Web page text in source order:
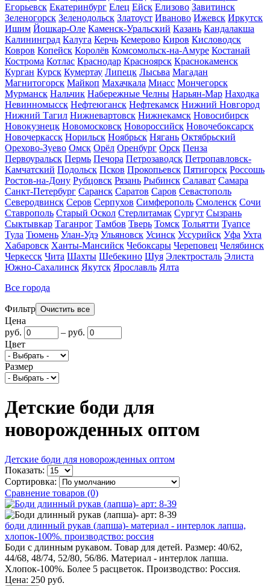
Егорьевск Екатеринбург Елец Ейск Елизово Завитинск
Зеленогорск Зеленодольск Златоуст Иваново Ижевск Иркутск
Ишим Йошкар-Оле Каменск-Уральский Казань Кандалакша
Калининград Калуга Керчь Кемерово Киров Кисловодск
Ковров Копейск Королёв Комсомольск-на-Амуре Костанай
Кострома Котлас Краснодар Красноярск Краснокаменск
Курган Курск Кумертау Липецк Лысьва Магадан
Магнитогорск Майкоп Махачкала Миасс Мончегорск
Мурманск Нальчик Набережные Челны Нарьян-Мар Находка
Невинномысск Нефтеюганск Нефтекамск Нижний Новгород
Нижний Тагил Нижневартовск Нижнекамск Новосибирск
Новокузнецк Новомосковск Новороссийск Новочебоксарск
Новочеркасск Норильск Ноябрьск Нягань Октябрьский
Орехово-Зуево Омск Орёл Оренбург Орск Пенза
Первоуральск Пермь Печора Петрозаводск Петропавловск-
Камчатский Подольск Псков Прокопьевск Пятигорск Россошь
Ростов-на-Дону Рубцовск Рязань Рыбинск Салават Самара
Санкт-Петербург Саранск Саратов Саров Севастополь
Северодвинск Серов Серпухов Симферополь Смоленск Сочи
Ставрополь Старый Оскол Стерлитамак Сургут Сызрань
Сыктывкар Таганрог Тамбов Тверь Томск Тольятти Туапсе
Тула Тюмень Улан-Удэ Ульяновск Усинск Уссурийск Уфа Ухта
Хабаровск Ханты-Мансийск Чебоксары Череповец Челябинск
Черкесск Чита Шахты Шебекино Шуя Электросталь Элиста
Южно-Сахалинск Якутск Ярославль Ялта
Все города
Фильтр
Цена
руб.
– руб.
Цвет
Размер
Детские боди для
новорожденных оптом
Детские боди для новорожденных оптом
Показать:
Сортировка:
Сравнение товаров (0)
боди длинный рукав (лапша)- материал - интерлок лапша,
хлопок-100%. производство: россия
Боди с длинным рукавом. Товар для детей. Размер: 40/62,
44/68, 48/74, 52/80, 56/86. Материал - интерлок лапша.
Хлопок-100%. Более 5 расцветок. Производство: Россия.
Цена: 250 руб.